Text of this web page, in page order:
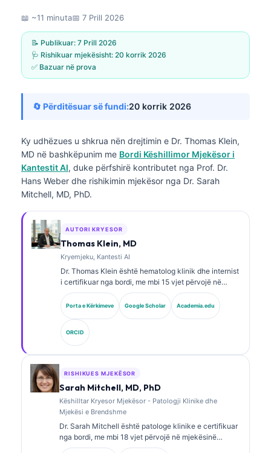
📖 ~11 minuta📅 7 Prill 2026
📝 Publikuar: 7 Prill 2026
🩺 Rishikuar mjekësisht: 20 korrik 2026
✅ Bazuar në prova
🔄 Përditësuar së fundi:20 korrik 2026
Ky udhëzues u shkrua nën drejtimin e Dr. Thomas Klein,
MD në bashkëpunim me Bordi Këshillimor Mjekësor i
Kantestit AI, duke përfshirë kontributet nga Prof. Dr.
Hans Weber dhe rishikimin mjekësor nga Dr. Sarah
Mitchell, MD, PhD.
AUTORI KRYESOR
Thomas Klein, MD
Kryemjeku, Kantesti AI
Dr. Thomas Klein është hematolog klinik dhe internist
i certifikuar nga bordi, me mbi 15 vjet përvojë në
mjekësinë laboratorike dhe analizë klinike të asistuar
nga AI. Si Shef Mjekësor në Kantesti AI, ai ofron
mbikëqyrje klinike për saktësinë mjekësore të rrjetit
nervor pronësor. Dr. Klein ka publikuar gjerësisht mbi
interpretimin e biomarkerëve dhe diagnostikimin
laboratorik në fusha të mjekësisë laboratorike.
Porta e Kërkimeve Google Scholar Academia.edu
ORCID
RISHIKUES MJEKËSOR
Sarah Mitchell, MD, PhD
Këshilltar Kryesor Mjekësor - Patologji Klinike dhe
Mjekësi e Brendshme
Dr. Sarah Mitchell është patologe klinike e certifikuar
nga bordi, me mbi 18 vjet përvojë në mjekësinë
laboratorike dhe analizën diagnostike. Ajo mban